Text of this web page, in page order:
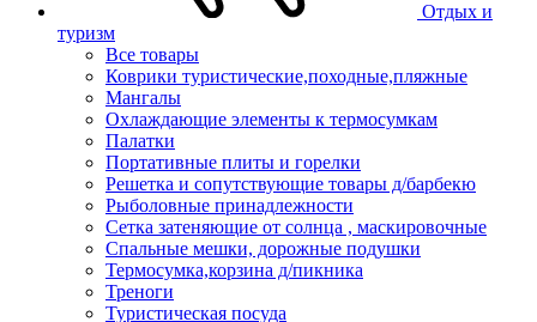
Отдых и
туризм
Все товары
Коврики туристические,походные,пляжные
Мангалы
Охлаждающие элементы к термосумкам
Палатки
Портативные плиты и горелки
Решетка и сопутствующие товары д/барбекю
Рыболовные принадлежности
Сетка затеняющие от солнца , маскировочные
Спальные мешки, дорожные подушки
Термосумка,корзина д/пикника
Треноги
Туристическая посуда